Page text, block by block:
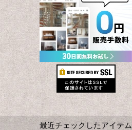
最近チェックしたアイテム